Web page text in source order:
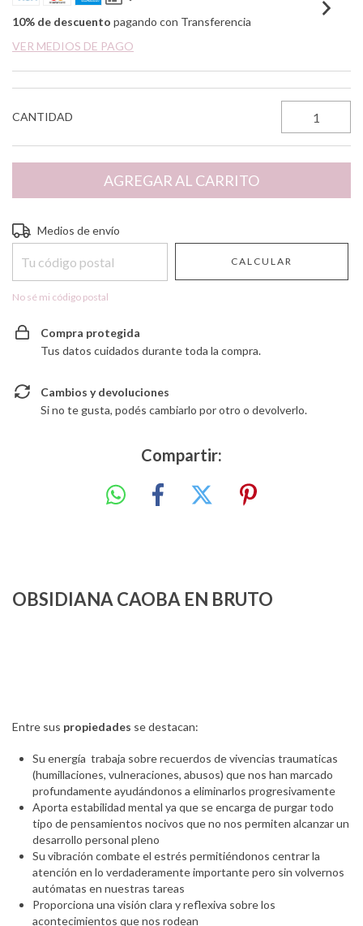
10% de descuento pagando con Transferencia
VER MEDIOS DE PAGO
CANTIDAD
Entregas para el CP:
Medios de envío
CALCULAR
No sé mi código postal
Compra protegida
Tus datos cuidados durante toda la compra.
Cambios y devoluciones
Si no te gusta, podés cambiarlo por otro o devolverlo.
Compartir:
OBSIDIANA CAOBA EN BRUTO
Entre sus propiedades se destacan:
Su energía trabaja sobre recuerdos de vivencias traumaticas
(humillaciones, vulneraciones, abusos) que nos han marcado
profundamente ayudándonos a eliminarlos progresivamente
Aporta estabilidad mental ya que se encarga de purgar todo
tipo de pensamientos nocivos que no nos permiten alcanzar un
desarrollo personal pleno
Su vibración combate el estrés permitiéndonos centrar la
atención en lo verdaderamente importante pero sin volvernos
autómatas en nuestras tareas
Proporciona una visión clara y reflexiva sobre los
acontecimientos que nos rodean